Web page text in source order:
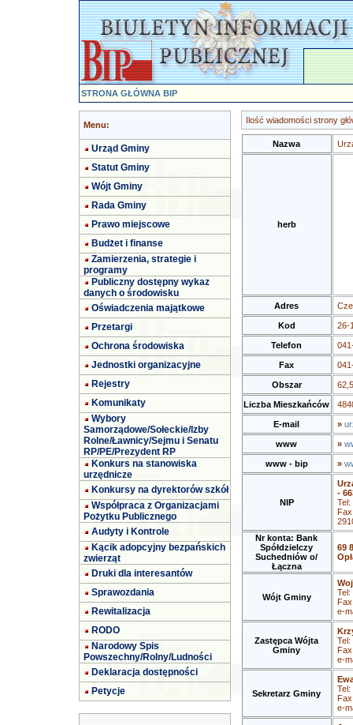
STRONA GŁÓWNA BIP
Menu:
Urząd Gminy
Statut Gminy
Wójt Gminy
Rada Gminy
Prawo miejscowe
Budżet i finanse
Zamierzenia, strategie i
programy
Publiczny dostępny wykaz
danych o środowisku
Oświadczenia majątkowe
Przetargi
Ochrona środowiska
Jednostki organizacyjne
Rejestry
Komunikaty
Wybory
Samorządowe/Sołeckie/Izby
Rolne/Ławnicy/Sejmu i Senatu
RP/PE/Prezydent RP
Konkurs na stanowiska
urzędnicze
Konkursy na dyrektorów szkół
Współpraca z Organizacjami
Pożytku Publicznego
Audyty i Kontrole
Kącik adopcyjny bezpańskich
zwierząt
Druki dla interesantów
Sprawozdania
Rewitalizacja
RODO
Narodowy Spis
Powszechny/Rolny/Ludności
Deklaracja dostępności
Petycje
Ilość wiadomości strony
Nazwa
herb
Adres
Kod 26-
Telefon
Fax
Obszar
Liczba Mieszkańców
E-mail »
www »
www - bip »
NIP
-
Tel:
Nr konta: Bank
Spółdzielczy
Suchedniów o/
Łączna
69
Wójt Gminy
Tel:
e-
Zastępca Wójta
Gminy
Tel:
e-
Sekretarz Gminy
Tel:
e-